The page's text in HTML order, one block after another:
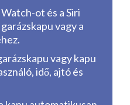
ot és a Siri
vagy a
vagy kapu
idő, ajtó és